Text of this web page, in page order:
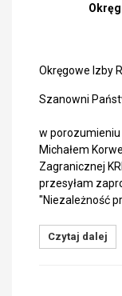
Okręgowe Izby
Szanowni
w porozumieniu
Michałem
Zagranicznej
przesyłam
"Niezależność
Czytaj dalej